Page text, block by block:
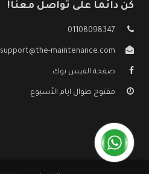
كن دائما على تواصل معنا!
01108098347
support@the-maintenance.com
صفحة الفيس بوك
مفتوح طوال ايام الأسبوع